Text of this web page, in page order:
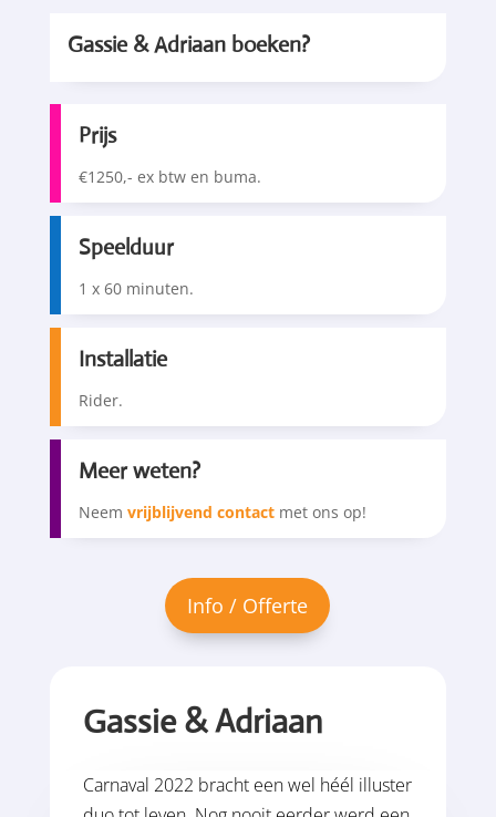
Gassie & Adriaan boeken?
Prijs
€1250,- ex btw en buma.
Speelduur
1 x 60 minuten.
Installatie
Rider.
Meer weten?
Neem vrijblijvend contactmet ons op!
Gassie & Adriaan
Carnaval 2022 bracht een wel héél illuster